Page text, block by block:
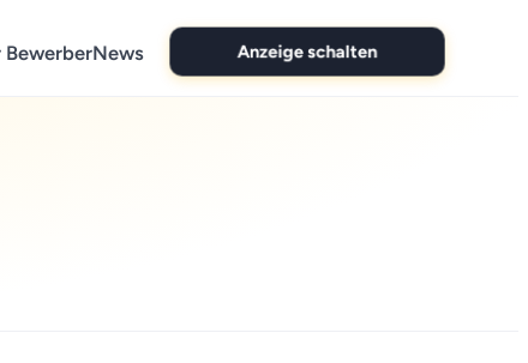
BewerberNews Anzeige schalten